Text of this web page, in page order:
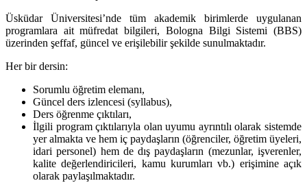
Üsküdar Üniversitesi’nde tüm akademik birimlerde uygulanan
programlara ait müfredat bilgileri, Bologna Bilgi Sistemi (BBS)
üzerinden şeffaf, güncel ve erişilebilir şekilde sunulmaktadır.
Her bir dersin:
Sorumlu öğretim elemanı,
Güncel ders izlencesi (syllabus),
Ders öğrenme çıktıları,
İlgili program çıktılarıyla olan uyumu ayrıntılı olarak sistemde
yer almakta ve hem iç paydaşların (öğrenciler, öğretim üyeleri,
idari personel) hem de dış paydaşların (mezunlar, işverenler,
kalite değerlendiricileri, kamu kurumları vb.) erişimine açık
olarak paylaşılmaktadır.